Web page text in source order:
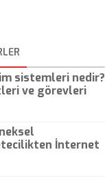
sistemleri nedir?
ve görevleri
İnternet